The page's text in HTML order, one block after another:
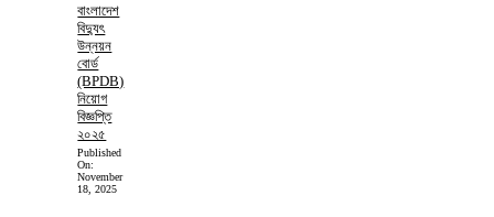
বাংলাদেশ
বিদ্যুৎ
উন্নয়ন
বোর্ড
(BPDB)
নিয়োগ
বিজ্ঞপ্তি
২০২৫
Published
On:
November
18, 2025